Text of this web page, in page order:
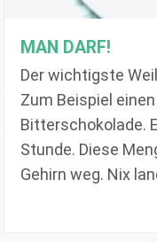
MAN DARF!
Der wichtigste
Zum Beispiel
Bitterschokolade.
Stunde. Diese
Gehirn weg. Nix